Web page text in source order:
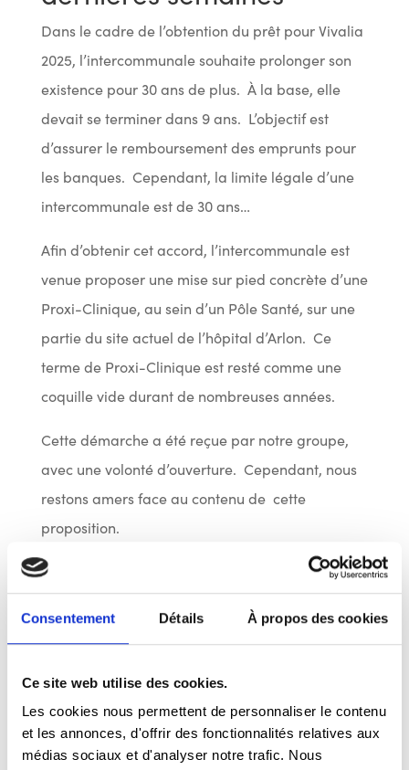
Consentement Détails À propos des cookies
Ce site web utilise des cookies.
Les cookies nous permettent de personnaliser le contenu
et les annonces, d'offrir des fonctionnalités relatives aux
médias sociaux et d'analyser notre trafic. Nous
Dans le cadre de l’obtention du prêt pour Vivalia
2025, l’intercommunale souhaite prolonger son
existence pour 30 ans de plus. À la base, elle
devait se terminer dans 9 ans. L’objectif est
d’assurer le remboursement des emprunts pour
les banques. Cependant, la limite légale d’une
intercommunale est de 30 ans…
Afin d’obtenir cet accord, l’intercommunale est
venue proposer une mise sur pied concrète d’une
Proxi-Clinique, au sein d’un Pôle Santé, sur une
partie du site actuel de l’hôpital d’Arlon. Ce
terme de Proxi-Clinique est resté comme une
coquille vide durant de nombreuses années.
Cette démarche a été reçue par notre groupe,
avec une volonté d’ouverture. Cependant, nous
restons amers face au contenu de cette
proposition.
La convention
Cette convention n’était pas prévue par Vivalia.
Elle prévoit :